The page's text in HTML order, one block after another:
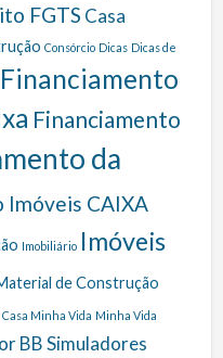
FGTS Casa
Consórcio Dicas Dicas de
Financiamento
Financiamento
da
Imóveis CAIXA
Imobiliário Imóveis
de Construção
Minha Vida Minha Vida
BBSimuladores